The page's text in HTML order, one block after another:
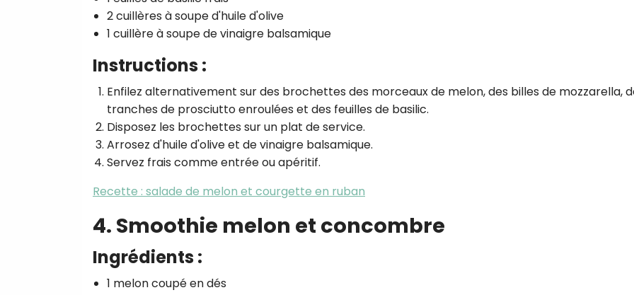
2 cuillères à soupe d'huile d'olive
1 cuillère à soupe de vinaigre balsamique
Instructions :
Enfilez alternativement sur des brochettes des morceaux de melon, des billes de mozzarella,
tranches de prosciutto enroulées et des feuilles de basilic.
Disposez les brochettes sur un plat de service.
Arrosez d'huile d'olive et de vinaigre balsamique.
Servez frais comme entrée ou apéritif.
Recette : salade de melon et courgette en ruban
4. Smoothie melon et concombre
Ingrédients :
1 melon coupé en dés